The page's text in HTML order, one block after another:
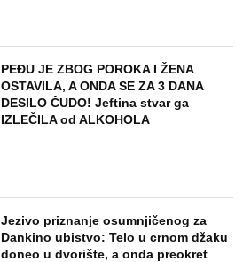
PEĐU JE ZBOG POROKA I ŽENA
OSTAVILA, A ONDA SE ZA 3 DANA
DESILO ČUDO! Jeftina stvar ga
IZLEČILA od ALKOHOLA
Jezivo priznanje osumnjičenog za
Dankino ubistvo: Telo u crnom džaku
doneo u dvorište, a onda preokret